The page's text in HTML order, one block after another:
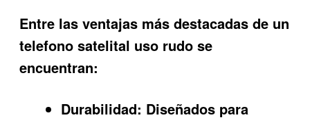
Entre las ventajas más destacadas de un
telefono satelital uso rudo se
encuentran:
Durabilidad: Diseñados para